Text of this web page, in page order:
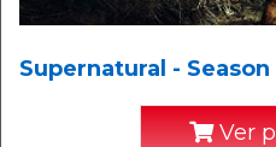
Supernatural - Season
Ver